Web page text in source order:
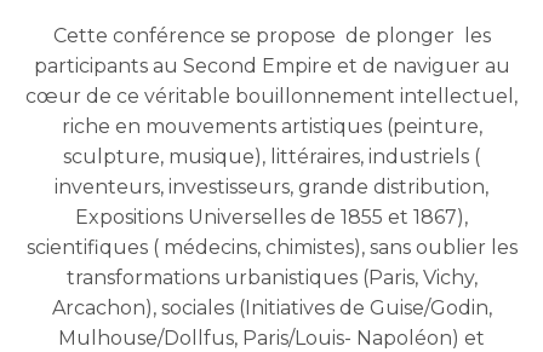
Cette conférence se propose de plonger les
participants au Second Empire et de naviguer au
cœur de ce véritable bouillonnement intellectuel,
riche en mouvements artistiques (peinture,
sculpture, musique), littéraires, industriels (
inventeurs, investisseurs, grande distribution,
Expositions Universelles de 1855 et 1867),
scientifiques ( médecins, chimistes), sans oublier les
transformations urbanistiques (Paris, Vichy,
Arcachon), sociales (Initiatives de Guise/Godin,
Mulhouse/Dollfus, Paris/Louis- Napoléon) et